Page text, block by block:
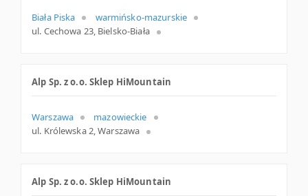
Biała Piska
warmińsko-mazurskie
ul. Cechowa 23, Bielsko-Biała
Alp Sp. z o.o. Sklep HiMountain
Warszawa
mazowieckie
ul. Królewska 2, Warszawa
Alp Sp. z o.o. Sklep HiMountain